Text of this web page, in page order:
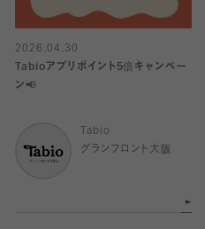
2026.04.30
Tabioアプリポイント5倍キャンペー
ン📢
Tabio
グランフロント大阪